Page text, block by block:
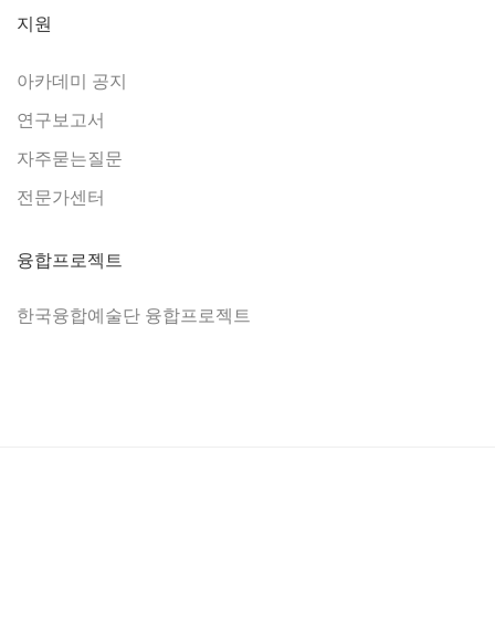
지원
아카데미 공지
연구보고서
자주묻는질문
전문가센터
융합프로젝트
한국융합예술단 융합프로젝트